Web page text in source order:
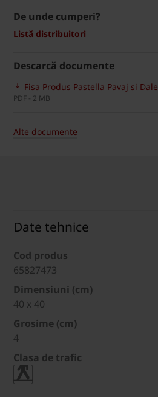
De unde cumperi?
Listă distribuitori
Descarcă documente
Fisa Produs Pastella Pavaj si Dale
PDF - 2 MB
Alte documente
Date tehnice
Cod produs
65827473
Dimensiuni (cm)
40 x 40
Grosime (cm)
4
Clasa de trafic